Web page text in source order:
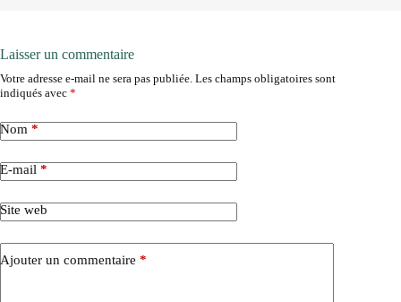
Laisser un commentaire
Votre adresse e-mail ne sera pas publiée. Les champs obligatoires sont
indiqués avec *
Nom *
E-mail *
Site web
Ajouter un commentaire *